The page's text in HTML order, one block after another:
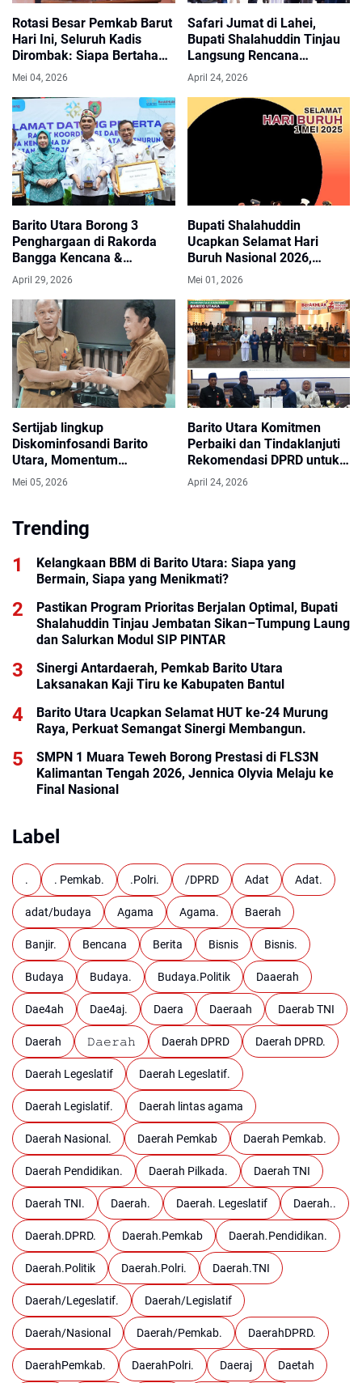
Rotasi Besar Pemkab Barut
Hari Ini, Seluruh Kadis
Dirombak: Siapa Bertahan
di Kursinya?
Mei 04, 2026
Safari Jumat di Lahei,
Bupati Shalahuddin Tinjau
Langsung Rencana
Pembangunan
Infrastruktur.
April 24, 2026
Barito Utara Borong 3
Penghargaan di Rakorda
Bangga Kencana &
Penurunan Stunting
April 29, 2026
Bupati Shalahuddin
Ucapkan Selamat Hari
Buruh Nasional 2026,
Apresiasi Peran Pekerja
Daerah
Mei 01, 2026
Sertijab lingkup
Diskominfosandi Barito
Utara, Momentum
Peningkatan Kinerja,
Melalui Pelayanan Publik.
Mei 05, 2026
Barito Utara Komitmen
Perbaiki dan Tindaklanjuti
Rekomendasi DPRD untuk
Pembangunan Lebih Baik
April 24, 2026
Trending
Kelangkaan BBM di Barito Utara: Siapa yang
Bermain, Siapa yang Menikmati?
Pastikan Program Prioritas Berjalan Optimal, Bupati
Shalahuddin Tinjau Jembatan Sikan–Tumpung Laung
dan Salurkan Modul SIP PINTAR
Sinergi Antardaerah, Pemkab Barito Utara
Laksanakan Kaji Tiru ke Kabupaten Bantul
Barito Utara Ucapkan Selamat HUT ke-24 Murung
Raya, Perkuat Semangat Sinergi Membangun.
SMPN 1 Muara Teweh Borong Prestasi di FLS3N
Kalimantan Tengah 2026, Jennica Olyvia Melaju ke
Final Nasional
Label
. . Pemkab. .Polri. /DPRD Adat Adat.
adat/budaya Agama Agama. Baerah
Banjir. Bencana Berita Bisnis Bisnis.
Budaya Budaya. Budaya.Politik Daaerah
Dae4ah Dae4aj. Daera Daeraah Daerab TNI
Daerah 𝙳𝚊𝚎𝚛𝚊𝚑 Daerah DPRD Daerah DPRD.
Daerah Legeslatif Daerah Legeslatif.
Daerah Legislatif. Daerah lintas agama
Daerah Nasional. Daerah Pemkab Daerah Pemkab.
Daerah Pendidikan. Daerah Pilkada. Daerah TNI
Daerah TNI. Daerah. Daerah. Legeslatif Daerah..
Daerah.DPRD. Daerah.Pemkab Daerah.Pendidikan.
Daerah.Politik Daerah.Polri. Daerah.TNI
Daerah/Legeslatif. Daerah/Legislatif
Daerah/Nasional Daerah/Pemkab. DaerahDPRD.
DaerahPemkab. DaerahPolri. Daeraj Daetah